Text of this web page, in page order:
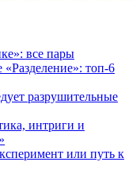
все пары
«Разделение»: топ-6
разрушительные
интриги и
или путь к